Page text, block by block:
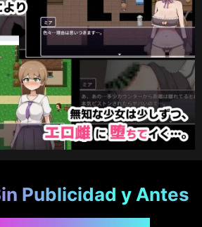
Publicidad y Antes